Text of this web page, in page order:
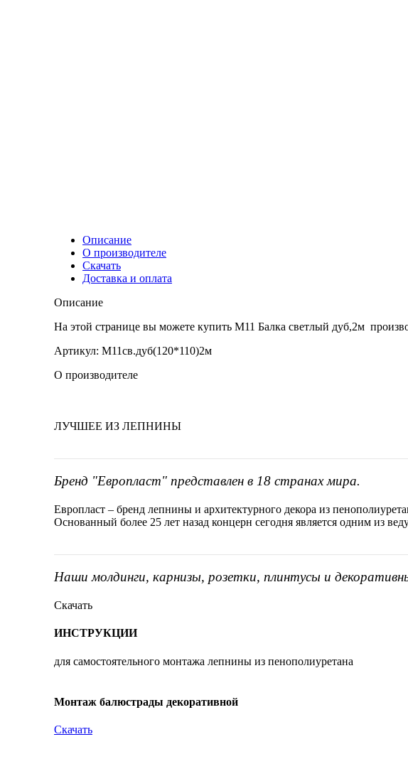
Описание
О производителе
Скачать
Доставка и оплата
Описание
На этой странице вы можете купить М11 Балка светлый дуб,2м
Артикул: М11св.дуб(120*110)2м
О производителе
ЛУЧШЕЕ ИЗ ЛЕПНИНЫ
Бренд "Европласт" представлен в 18 странах мира.
Европласт – бренд лепнины и архитектурного декора из
Основанный более 25 лет назад концерн сегодня является одним из
Наши молдинги, карнизы, розетки, плинтусы и
Скачать
ИНСТРУКЦИИ
для самостоятельного монтажа лепнины из пенополиуретана
Монтаж балюстрады декоративной
Скачать